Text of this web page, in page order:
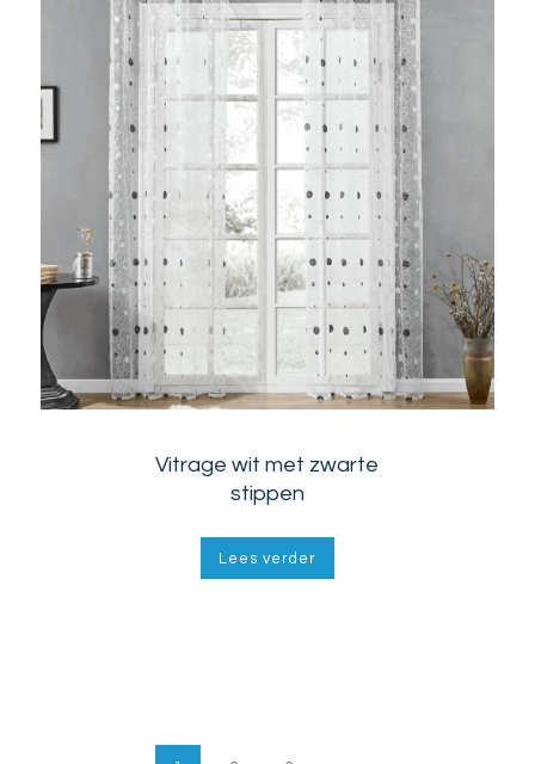
Vitrage wit met zwarte
stippen
Lees verder